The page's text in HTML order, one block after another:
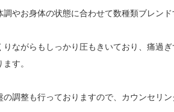
やお身体の状態に合わせて数種類ブレン
ながらもしっかり圧もきいており、痛過
す。
調整も行っておりますので、カウンセリン